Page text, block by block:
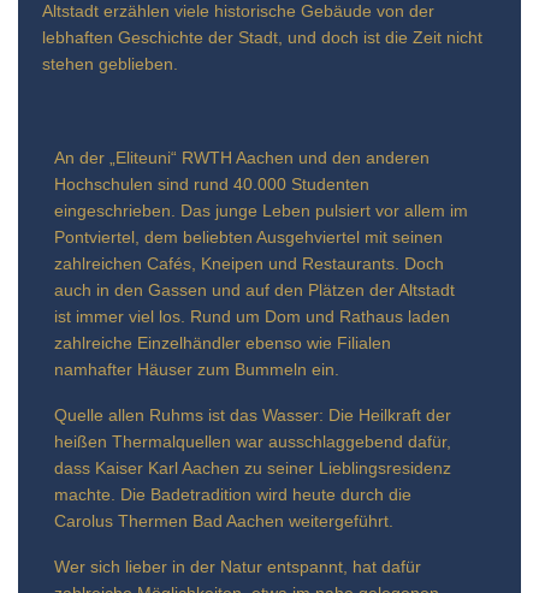
Altstadt erzählen viele historische Gebäude von der
lebhaften Geschichte der Stadt, und doch ist die Zeit nicht
stehen geblieben.
An der „Eliteuni“ RWTH Aachen und den anderen
Hochschulen sind rund 40.000 Studenten
eingeschrieben. Das junge Leben pulsiert vor allem im
Pontviertel, dem beliebten Ausgehviertel mit seinen
zahlreichen Cafés, Kneipen und Restaurants. Doch
auch in den Gassen und auf den Plätzen der Altstadt
ist immer viel los. Rund um Dom und Rathaus laden
zahlreiche Einzelhändler ebenso wie Filialen
namhafter Häuser zum Bummeln ein.
Quelle allen Ruhms ist das Wasser: Die Heilkraft der
heißen Thermalquellen war ausschlaggebend dafür,
dass Kaiser Karl Aachen zu seiner Lieblingsresidenz
machte. Die Badetradition wird heute durch die
Carolus Thermen Bad Aachen weitergeführt.
Wer sich lieber in der Natur entspannt, hat dafür